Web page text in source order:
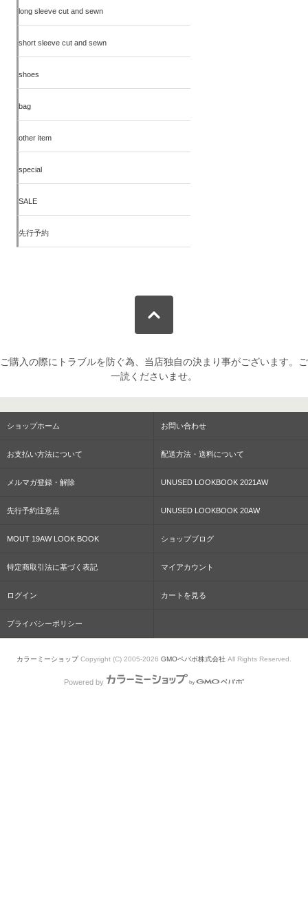
long sleeve cut and sewn
short sleeve cut and sewn
shoes
bag
other item
special
SALE
先行予約
ご購入の際にトラブルを防ぐ為、当店独自の決まり事がございます。ご
一読くださいませ。
ショップホーム お問い合わせ
お支払い方法について 配送方法・送料について
メルマガ登録・解除 UNUSED LOOKBOOK 2021AW
先行予約注意点 UNUSED LOOKBOOK 20AW
MOUT 19AW LOOK BOOK ショップブログ
特定商取引法に基づく表記 マイアカウント
ログイン カートを見る
プライバシーポリシー
カラーミーショップCopyright (C) 2005-2026 GMOペパボ株式会社 All Rights Reserved.
Powered by